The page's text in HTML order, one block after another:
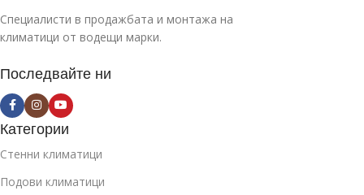
Специалисти в продажбата и монтажа на
климатици от водещи марки.
Последвайте ни
Категории
Стенни климатици
Подови климатици